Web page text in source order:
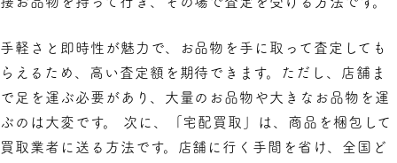
手軽さと即時性が魅力で、お品物を手に取って査定しても
らえるため、高い査定額を期待できます。ただし、店舗ま
で足を運ぶ必要があり、大量のお品物や大きなお品物を運
ぶのは大変です。 次に、「宅配買取」は、商品を梱包して
買取業者に送る方法です。店舗に行く手間を省け、全国ど